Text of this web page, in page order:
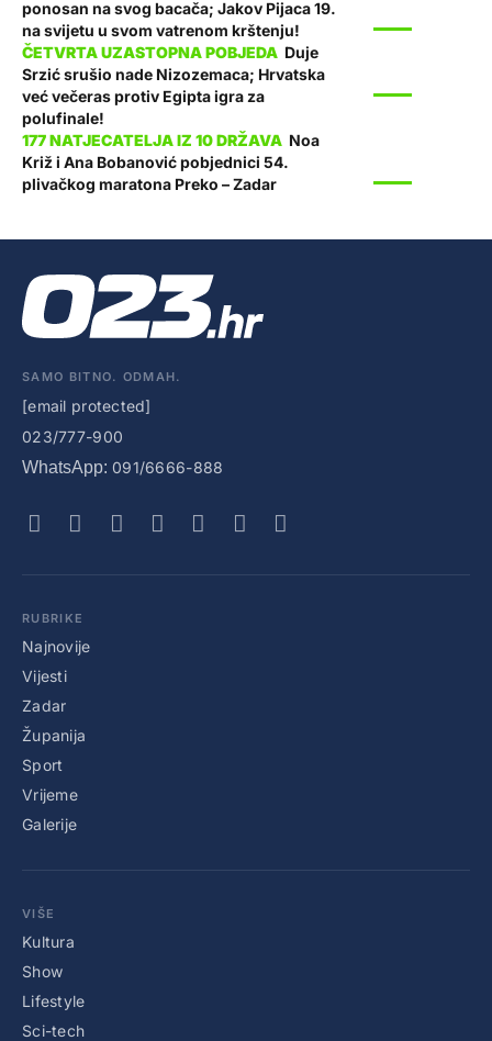
ponosan na svog bacača; Jakov Pijaca 19.
na svijetu u svom vatrenom krštenju!
Duje
Srzić srušio nade Nizozemaca; Hrvatska
već večeras protiv Egipta igra za
polufinale!
Noa
Križ i Ana Bobanović pobjednici 54.
plivačkog maratona Preko – Zadar
SAMO BITNO. ODMAH.
[email protected]
023/777-900
WhatsApp: 091/6666-888
RUBRIKE
Najnovije
Vijesti
Zadar
Županija
Sport
Vrijeme
Galerije
VIŠE
Kultura
Show
Lifestyle
Sci-tech